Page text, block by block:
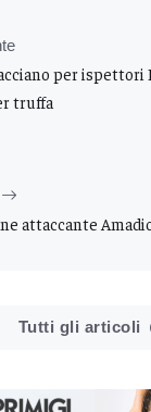
per
truffa
attaccante
Tutti gli articoli